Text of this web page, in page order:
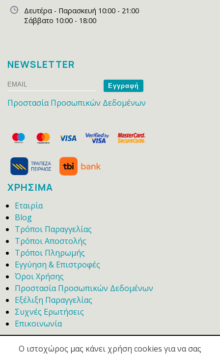
Δευτέρα - Παρασκευή 10:00 - 21:00
Σάββατο 10:00 - 18:00
NEWSLETTER
Email
Name
Προστασία Προσωπικών Δεδομένων
ΧΡΗΣΙΜΑ
Εταιρία
Blog
Τρόποι Παραγγελίας
Τρόποι Αποστολής
Τρόποι Πληρωμής
Εγγύηση & Επιστροφές
Όροι Χρήσης
Προστασία Προσωπικών Δεδομένων
Εξέλιξη Παραγγελίας
Συχνές Ερωτήσεις
Επικοινωνία
Ο ιστοχώρος μας κάνει χρήση cookies για να σας